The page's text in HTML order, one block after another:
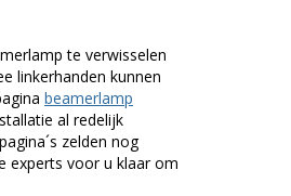
te verwisselen
linkerhanden kunnen
beamerlamp
al redelijk
zelden nog
experts voor u klaar om